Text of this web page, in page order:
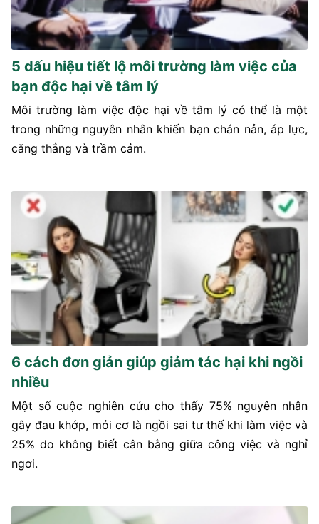
5 dấu hiệu tiết lộ môi trường làm việc của
bạn độc hại về tâm lý
Môi trường làm việc độc hại về tâm lý có thể là một
trong những nguyên nhân khiến bạn chán nản, áp lực,
căng thẳng và trầm cảm.
6 cách đơn giản giúp giảm tác hại khi ngồi
nhiều
Một số cuộc nghiên cứu cho thấy 75% nguyên nhân
gây đau khớp, mỏi cơ là ngồi sai tư thế khi làm việc và
25% do không biết cân bằng giữa công việc và nghỉ
ngơi.